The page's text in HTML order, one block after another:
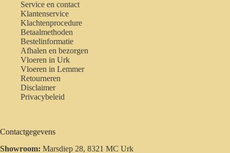
Service en contact
Klantenservice
Klachtenprocedure
Betaalmethoden
Bestelinformatie
Afhalen en bezorgen
Vloeren in Urk
Vloeren in Lemmer
Retourneren
Disclaimer
Privacybeleid
Contactgegevens
Showroom: Marsdiep 28, 8321 MC Urk